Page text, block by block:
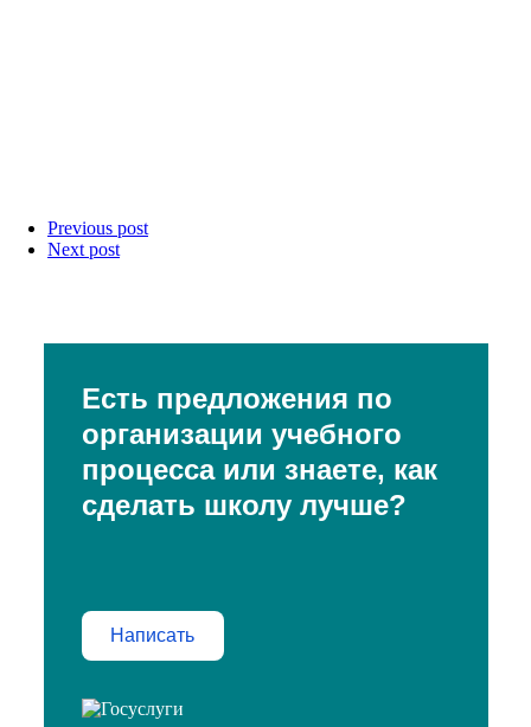
Previous post
Next post
Есть предложения по
организации учебного
процесса или знаете, как
сделать школу лучше?
Написать